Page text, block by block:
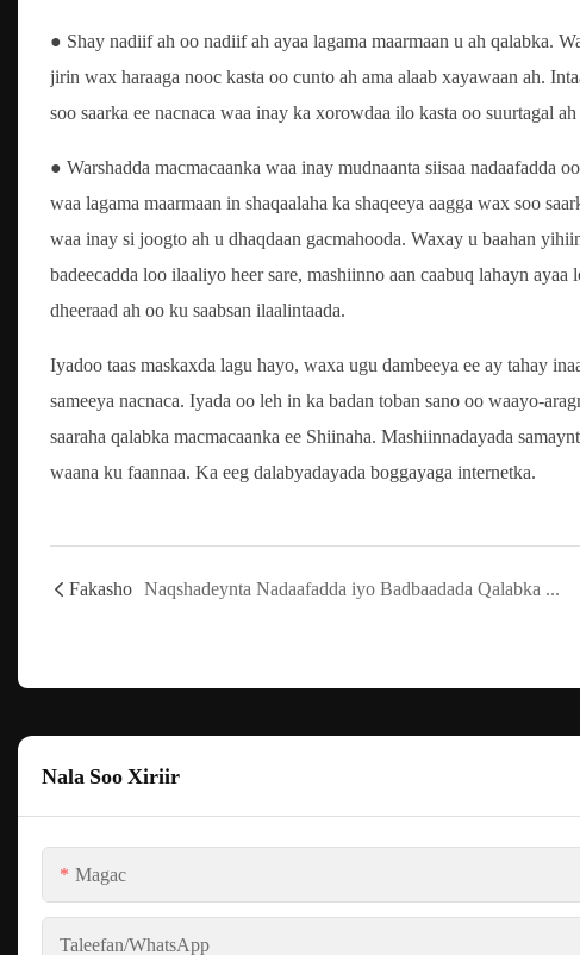
● Shay nadiif ah oo nadiif ah ayaa lagama maarmaan u ah qalabka.
jirin wax haraaga nooc kasta oo cunto ah ama alaab xayawaan ah.
soo saarka ee nacnaca waa inay ka xorowdaa ilo kasta oo suurtagal
● Warshadda macmacaanka waa inay mudnaanta siisaa nadaafadda
waa lagama maarmaan in shaqaalaha ka shaqeeya aagga wax soo
waa inay si joogto ah u dhaqdaan gacmahooda. Waxay u baahan
badeecadda loo ilaaliyo heer sare, mashiinno aan caabuq lahayn
dheeraad ah oo ku saabsan ilaalintaada.
Iyadoo taas maskaxda lagu hayo, waxa ugu dambeeya ee ay tahay
sameeya nacnaca. Iyada oo leh in ka badan toban sano oo waayo-
saaraha qalabka macmacaanka ee Shiinaha. Mashiinnadayada
waana ku faannaa. Ka eeg dalabyadayada boggayaga internetka.
Fakasho Naqshadeynta Nadaafadda iyo Badbaadada Qalabka Macmacaanka Yinrich
Nala Soo Xiriir
Magac
Taleefan/whatsApp